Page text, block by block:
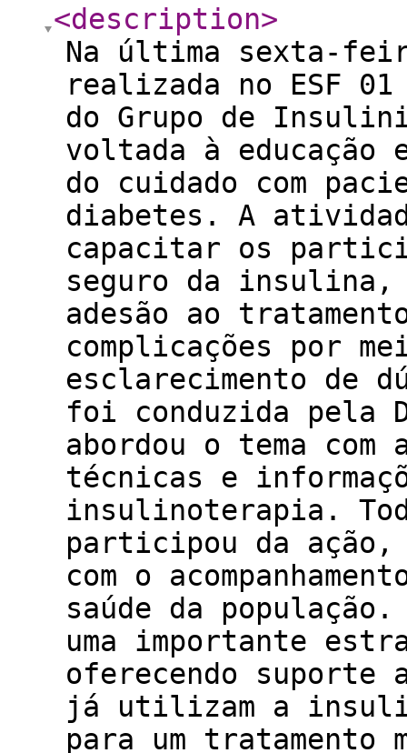
<description>
Na última sexta-
realizada no ESF
do Grupo de
voltada à educação
do cuidado com
diabetes. A
capacitar os
seguro da insulina,
adesão ao
complicações por
esclarecimento de
foi conduzida pela
abordou o tema
técnicas e
insulinoterapia.
participou da ação,
com o
saúde da
uma importante
oferecendo suporte
já utilizam a
para um